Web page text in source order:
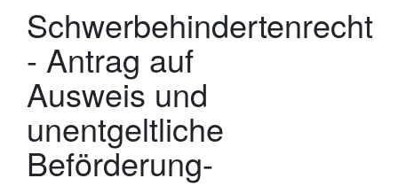
Schwerbehindertenrecht
- Antrag auf
Ausweis und
unentgeltliche
Beförderung-